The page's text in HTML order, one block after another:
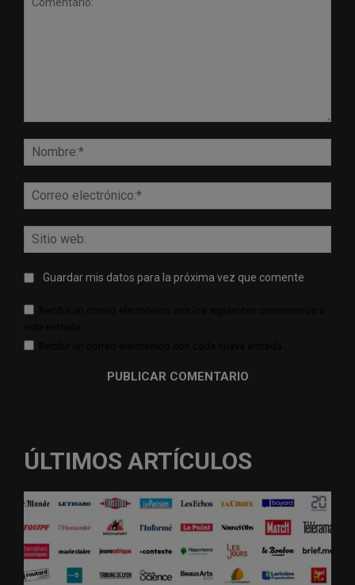
Guardar mis datos para la próxima vez que comente
ÚLTIMOS ARTÍCULOS